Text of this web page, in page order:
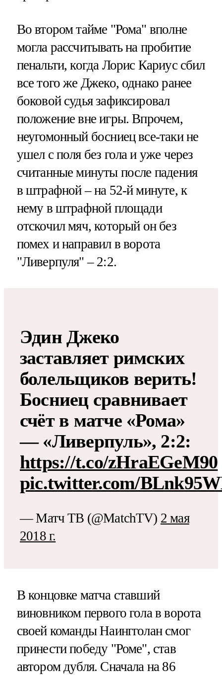
Во втором тайме "Рома" вполне
могла рассчитывать на пробитие
пенальти, когда Лорис Кариус сбил
все того же Джеко, однако ранее
боковой судья зафиксировал
положение вне игры. Впрочем,
неугомонный босниец все-таки не
ушел с поля без гола и уже через
считанные минуты после падения
в штрафной – на 52-й минуте, к
нему в штрафной площади
отскочил мяч, который он без
помех и направил в ворота
"Ливерпуля" – 2:2.
Эдин Джеко
заставляет римских
болельщиков верить!
Босниец сравнивает
счёт в матче «Рома»
— «Ливерпуль», 2:2:
https://t.co/zHraEGeM90
pic.twitter.com/
— Матч ТВ (@MatchTV) 2 мая
2018 г.
В концовке матча ставший
виновником первого гола в ворота
своей команды Наингголан смог
принести победу "Роме", став
автором дубля. Сначала на 86